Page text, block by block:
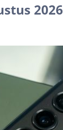
2026